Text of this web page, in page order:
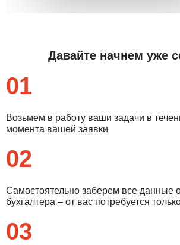
Давайте начнем уже
01
Возьмем в работу ваши задачи в
момента вашей заявки
02
Самостоятельно заберем все данные
бухгалтера – от вас потребуется
03